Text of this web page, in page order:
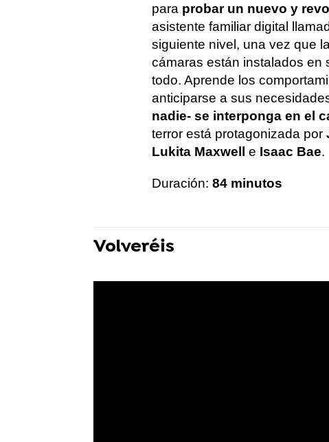
para probar un nuevo y
asistente familiar digital
siguiente nivel, una vez que
cámaras están instalados en
todo. Aprende los
anticiparse a sus
nadie- se interponga en el
terror está protagonizada por
Lukita Maxwell e Isaac Bae.
Duración: 84 minutos
Volveréis